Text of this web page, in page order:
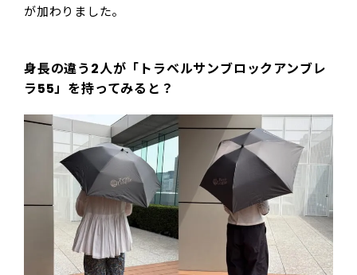
が加わりました。
身長の違う2人が「トラベルサンブロックアンブレ
ラ55」を持ってみると？